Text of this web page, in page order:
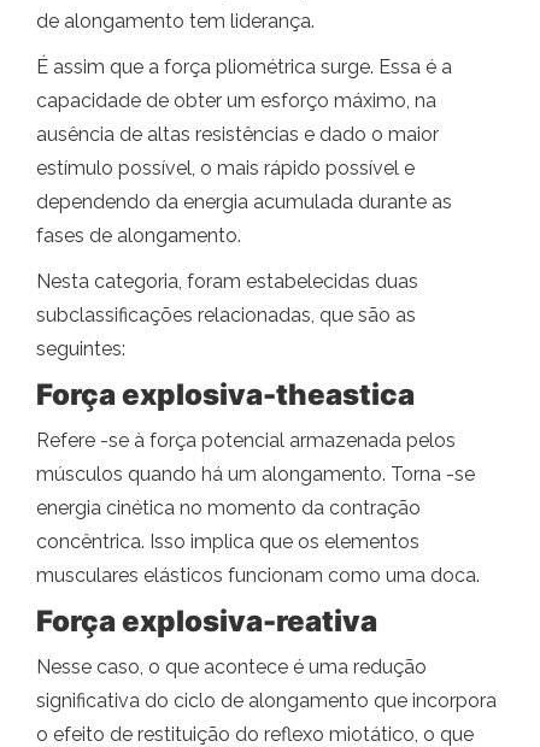
de alongamento tem liderança.
É assim que a força pliométrica surge. Essa é a
capacidade de obter um esforço máximo, na
ausência de altas resistências e dado o maior
estímulo possível, o mais rápido possível e
dependendo da energia acumulada durante as
fases de alongamento.
Nesta categoria, foram estabelecidas duas
subclassificações relacionadas, que são as
seguintes:
Força explosiva-theastica
Refere -se à força potencial armazenada pelos
músculos quando há um alongamento. Torna -se
energia cinética no momento da contração
concêntrica. Isso implica que os elementos
musculares elásticos funcionam como uma doca.
Força explosiva-reativa
Nesse caso, o que acontece é uma redução
significativa do ciclo de alongamento que incorpora
o efeito de restituição do reflexo miotático, o que